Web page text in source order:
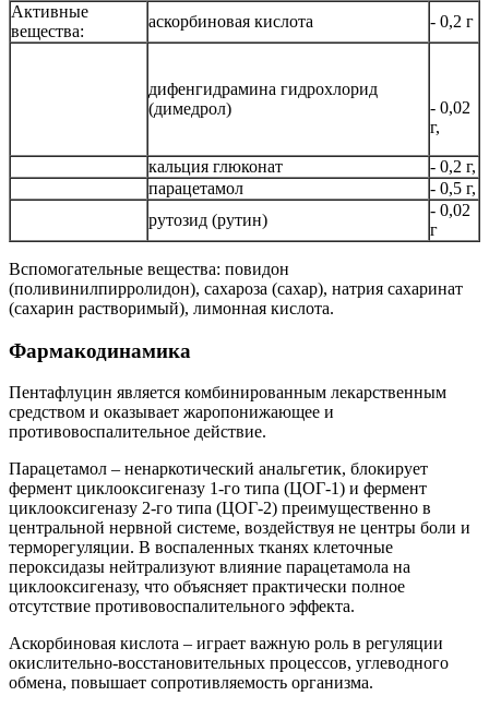
Активные
вещества:
аскорбиновая кислота - 0,2 г
дифенгидрамина гидрохлорид
(димедрол)
- 0,02
г,
кальция глюконат
- 0,2 г,
парацетамол
- 0,5 г,
рутозид (рутин)
- 0,02
г
Вспомогательные вещества: повидон
(поливинилпирролидон), сахароза (сахар), натрия сахаринат
(сахарин растворимый), лимонная кислота.
Фармакодинамика
Пентафлуцин является комбинированным лекарственным
средством и оказывает жаропонижающее и
противовоспалительное действие.
Парацетамол – ненаркотический анальгетик, блокирует
фермент циклооксигеназу 1-го типа (ЦОГ-1) и фермент
циклооксигеназу 2-го типа (ЦОГ-2) преимущественно в
центральной нервной системе, воздействуя не центры боли и
терморегуляции. В воспаленных тканях клеточные
пероксидазы нейтрализуют влияние парацетамола на
циклооксигеназу, что объясняет практически полное
отсутствие противовоспалительного эффекта.
Аскорбиновая кислота – играет важную роль в регуляции
окислительно-восстановительных процессов, углеводного
обмена, повышает сопротивляемость организма.